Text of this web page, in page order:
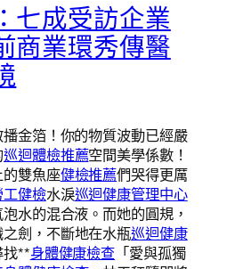
七成受訪企業
商業環秀傳醫
播金箔！你的物質波動已經嚴
巡迴體檢推薦空間美學係數！
雙魚座健檢推薦們哭得更厲
健檢水淚巡迴健康管理中心
水的混合液。而她的圓規，
劍，不斷地在水瓶巡迴健康
找**身體健康檢查 「愛與孤獨